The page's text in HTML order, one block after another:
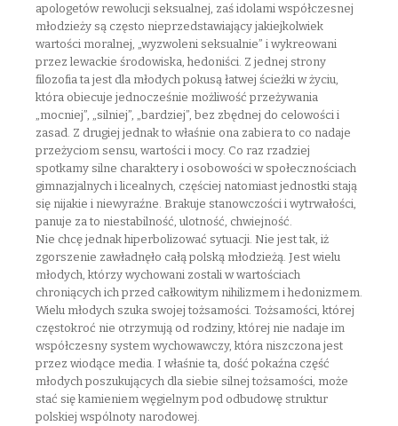
apologetów rewolucji seksualnej, zaś idolami współczesnej
młodzieży są często nieprzedstawiający jakiejkolwiek
wartości moralnej, „wyzwoleni seksualnie” i wykreowani
przez lewackie środowiska, hedoniści. Z jednej strony
filozofia ta jest dla młodych pokusą łatwej ścieżki w życiu,
która obiecuje jednocześnie możliwość przeżywania
„mocniej”, „silniej”, „bardziej”, bez zbędnej do celowości i
zasad. Z drugiej jednak to właśnie ona zabiera to co nadaje
przeżyciom sensu, wartości i mocy. Co raz rzadziej
spotkamy silne charaktery i osobowości w społecznościach
gimnazjalnych i licealnych, częściej natomiast jednostki stają
się nijakie i niewyraźne. Brakuje stanowczości i wytrwałości,
panuje za to niestabilność, ulotność, chwiejność.
Nie chcę jednak hiperbolizować sytuacji. Nie jest tak, iż
zgorszenie zawładnęło całą polską młodzieżą. Jest wielu
młodych, którzy wychowani zostali w wartościach
chroniących ich przed całkowitym nihilizmem i hedonizmem.
Wielu młodych szuka swojej tożsamości. Tożsamości, której
częstokroć nie otrzymują od rodziny, której nie nadaje im
współczesny system wychowawczy, która niszczona jest
przez wiodące media. I właśnie ta, dość pokaźna część
młodych poszukujących dla siebie silnej tożsamości, może
stać się kamieniem węgielnym pod odbudowę struktur
polskiej wspólnoty narodowej.